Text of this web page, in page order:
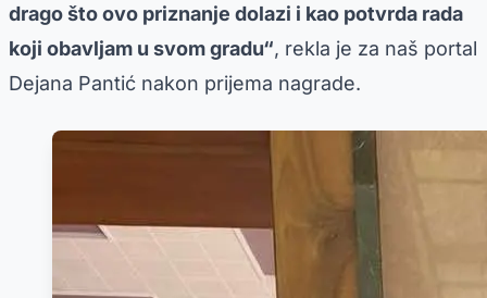
drago što ovo priznanje dolazi i kao potvrda rada
koji obavljam u svom gradu“, rekla je za naš portal
Dejana Pantić nakon prijema nagrade.